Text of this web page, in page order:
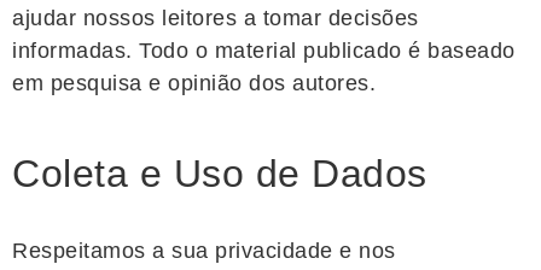
ajudar nossos leitores a tomar decisões
informadas. Todo o material publicado é baseado
em pesquisa e opinião dos autores.
Coleta e Uso de Dados
Respeitamos a sua privacidade e nos